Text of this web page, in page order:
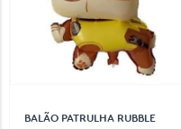
BALÃO PATRULHA RUBBLE